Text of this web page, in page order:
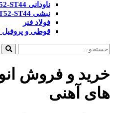
ناودانی ST52-ST44
نبشی ST52-ST44
فولاد فنر
قوطی و
خرید و فروش
های آهنی